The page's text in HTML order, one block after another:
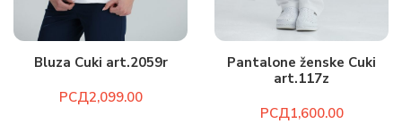
Bluza Cuki art.2059r
РСД
Pantalone ženske Cuki
art.117z
РСД